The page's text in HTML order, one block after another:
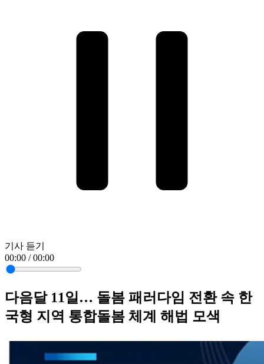
기사 듣기
00:00 / 00:00
다음달 11일… 돌봄 패러다임 전환 속 한
국형 지역 통합돌봄 체계 해법 모색